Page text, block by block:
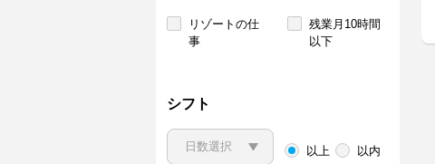
リゾートの仕
事
残業月10時間
以下
シフト
以上 以内